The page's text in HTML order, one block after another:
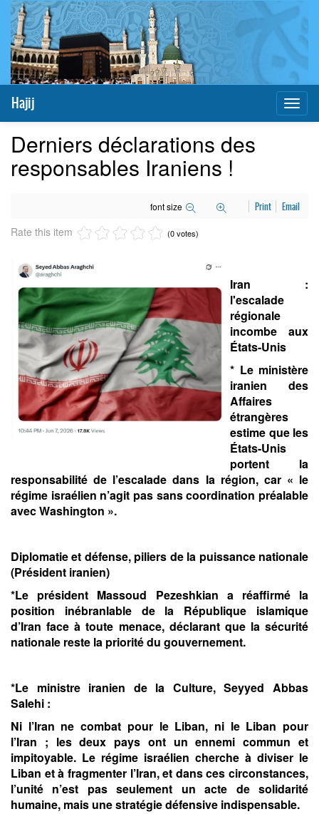
Hajij
Derniers déclarations des
responsables Iraniens !
font size Print Email
Rate this item (0 votes)
Iran :
l'escalade
régionale
incombe aux
États-Unis
* Le ministère
iranien des
Affaires
étrangères
estime que les
États-Unis
portent la
responsabilité de l’escalade dans la région, car « le
régime israélien n’agit pas sans coordination préalable
avec Washington ».
Diplomatie et défense, piliers de la puissance nationale
(Président iranien)
*Le président Massoud Pezeshkian a réaffirmé la
position inébranlable de la République islamique
d’Iran face à toute menace, déclarant que la sécurité
nationale reste la priorité du gouvernement.
*Le ministre iranien de la Culture, Seyyed Abbas
Salehi :
Ni l’Iran ne combat pour le Liban, ni le Liban pour
l’Iran ; les deux pays ont un ennemi commun et
impitoyable. Le régime israélien cherche à diviser le
Liban et à fragmenter l’Iran, et dans ces circonstances,
l’unité n’est pas seulement un acte de solidarité
humaine, mais une stratégie défensive indispensable.